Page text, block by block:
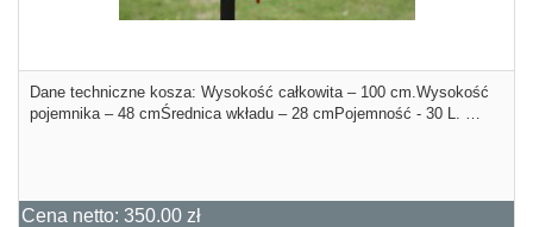
Dane techniczne kosza: Wysokość całkowita – 100 cm.Wysokość
pojemnika – 48 cmŚrednica wkładu – 28 cmPojemność - 30 L. …
Cena netto: 350.00 zł